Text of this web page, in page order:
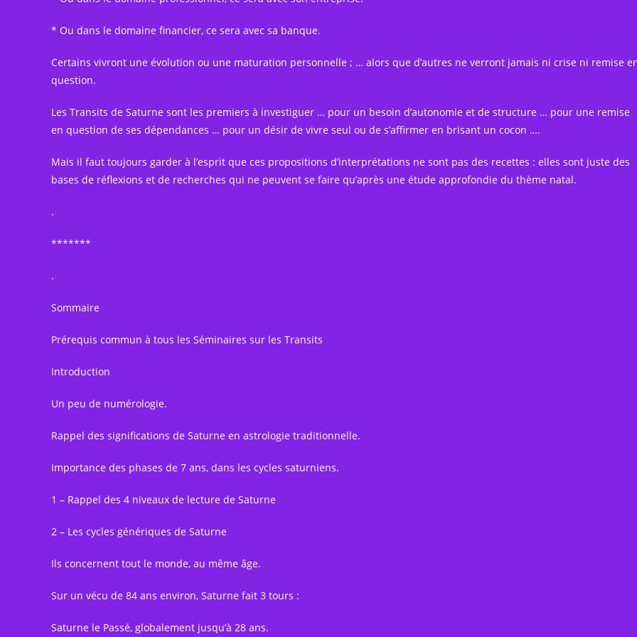
* Ou dans le domaine financier, ce sera avec sa banque.
Certains vivront une évolution ou une maturation personnelle ; … alors que d’autres ne verront jamais ni crise ni remise
question.
Les Transits de Saturne sont les premiers à investiguer … pour un besoin d’autonomie et de structure … pour une remise
en question de ses dépendances … pour un désir de vivre seul ou de s’affirmer en brisant un cocon ….
Mais il faut toujours garder à l’esprit que ces propositions d’interprétations ne sont pas des recettes : elles sont juste des
bases de réflexions et de recherches qui ne peuvent se faire qu’après une étude approfondie du thème natal.
.
*******
.
Sommaire
Prérequis commun à tous les Séminaires sur les Transits
Introduction
Un peu de numérologie.
Rappel des significations de Saturne en astrologie traditionnelle.
Importance des phases de 7 ans, dans les cycles saturniens.
1 – Rappel des 4 niveaux de lecture de Saturne
2 – Les cycles génériques de Saturne
Ils concernent tout le monde, au même âge.
Sur un vécu de 84 ans environ, Saturne fait 3 tours :
Saturne le Passé, globalement jusqu’à 28 ans.